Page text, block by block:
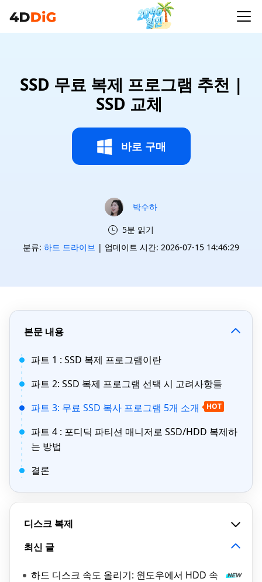
SSD 무료 복제 프로그램 추천 |
SSD 교체
바로 구매
박수하
5분 읽기
분류: 하드 드라이브 | 업데이트 시간: 2026-07-15 14:46:29
본문 내용
파트 1 : SSD 복제 프로그램이란
파트 2: SSD 복제 프로그램 선택 시 고려사항들
파트 3: 무료 SSD 복사 프로그램 5개 소개
HOT
파트 4 : 포디딕 파티션 매니저로 SSD/HDD 복제하
는 방법
결론
디스크 복제
최신 글
하드 디스크 속도 올리기: 윈도우에서 HDD 속